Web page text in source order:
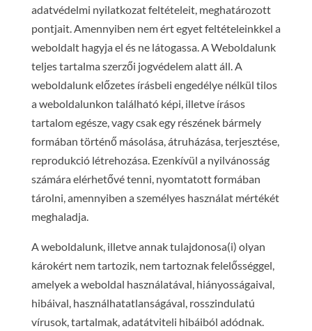
adatvédelmi nyilatkozat feltételeit, meghatározott
pontjait. Amennyiben nem ért egyet feltételeinkkel a
weboldalt hagyja el és ne látogassa. A Weboldalunk
teljes tartalma szerzői jogvédelem alatt áll. A
weboldalunk előzetes írásbeli engedélye nélkül tilos
a weboldalunkon található képi, illetve írásos
tartalom egésze, vagy csak egy részének bármely
formában történő másolása, átruházása, terjesztése,
reprodukció létrehozása. Ezenkívül a nyilvánosság
számára elérhetővé tenni, nyomtatott formában
tárolni, amennyiben a személyes használat mértékét
meghaladja.
A weboldalunk, illetve annak tulajdonosa(i) olyan
károkért nem tartozik, nem tartoznak felelősséggel,
amelyek a weboldal használatával, hiányosságaival,
hibáival, használhatatlanságával, rosszindulatú
vírusok, tartalmak, adatátviteli hibáiból adódnak.